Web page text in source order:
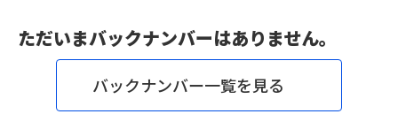
ただいまバックナンバーはありません。
バックナンバー一覧を見る